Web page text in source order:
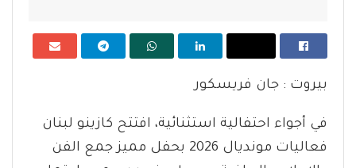
بيروت : جان فريسكور
في أجواء احتفالية استثنائية، افتتح كازينو لبنان
فعاليات مونديال 2026 بحفل مميز جمع الفن